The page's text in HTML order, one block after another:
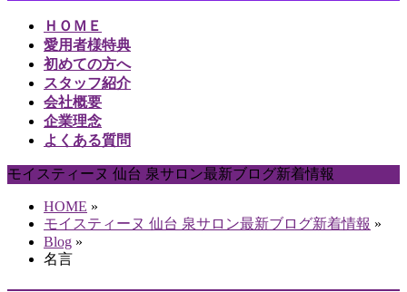
ＨＯＭＥ
愛用者様特典
初めての方へ
スタッフ紹介
会社概要
企業理念
よくある質問
モイスティーヌ 仙台 泉サロン最新ブログ新着情報
HOME »
モイスティーヌ 仙台 泉サロン最新ブログ新着情報 »
Blog »
名言